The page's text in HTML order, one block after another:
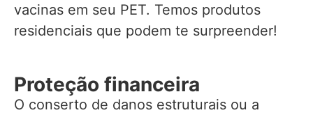
vacinas em seu PET. Temos produtos
residenciais que podem te surpreender!
Proteção financeira
O conserto de danos estruturais ou a